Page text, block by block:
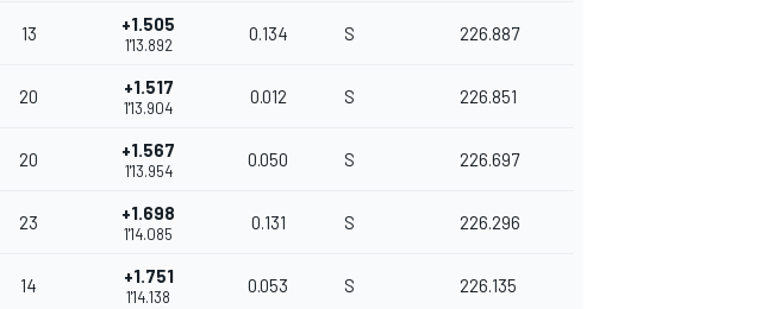
13 +1.505
1'13.892
0.134 S 226.887
20 +1.517
1'13.904
0.012 S 226.851
20 +1.567
1'13.954
0.050 S 226.697
23 +1.698
1'14.085
0.131 S 226.296
14 +1.751
1'14.138
0.053 S 226.135